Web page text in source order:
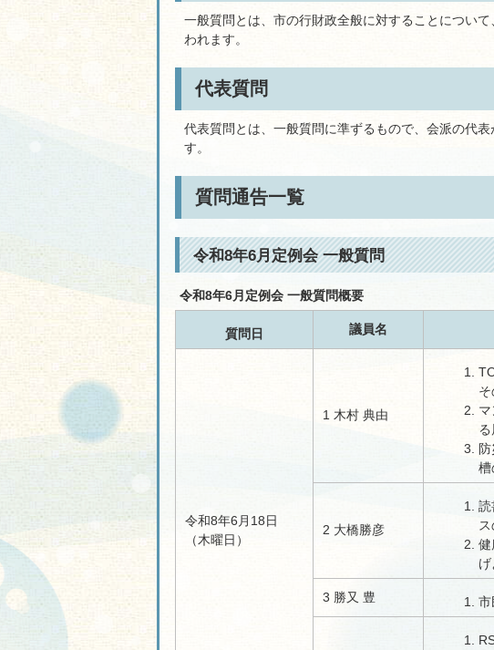
一般質問とは、市の行財政全般に対することについ
われます。
代表質問
代表質問とは、一般質問に準ずるもので、会派の代
す。
質問通告一覧
令和8年6月定例会 一般質問
令和8年6月定例会 一般質問概要
質問日 議員名
令和8年6月18日
（木曜日）
1 木村 典由
る
槽
2 大橋勝彦
読
健
げ
3 勝又 豊 市